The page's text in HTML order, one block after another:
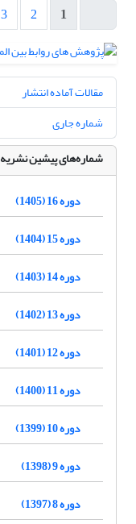
1
2
3
مقالات آماده انتشار
شماره جاری
شماره‌های پیشین نشریه
دوره 16 (1405)
دوره 15 (1404)
دوره 14 (1403)
دوره 13 (1402)
دوره 12 (1401)
دوره 11 (1400)
دوره 10 (1399)
دوره 9 (1398)
دوره 8 (1397)